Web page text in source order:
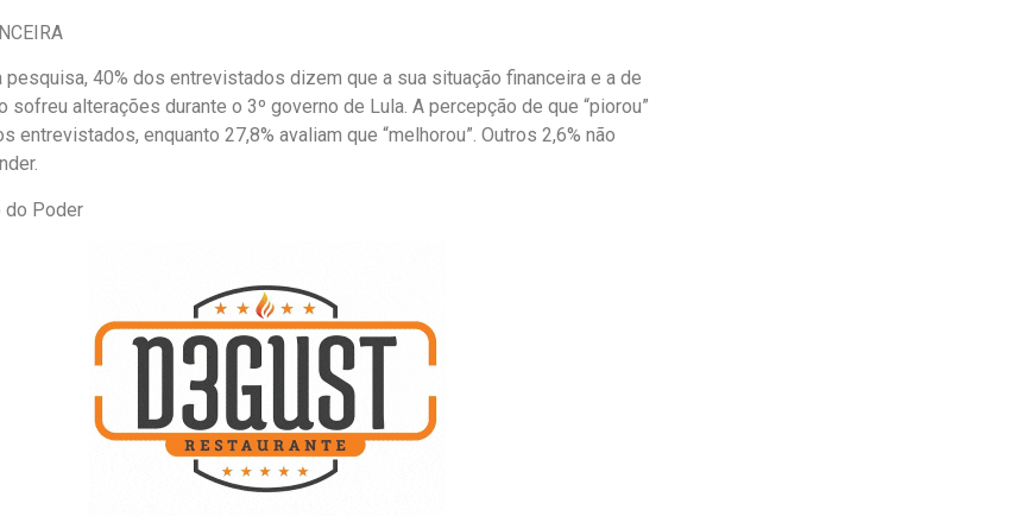
pesquisa, 40% dos entrevistados dizem que a sua situação financeira e a de
sofreu alterações durante o 3º governo de Lula. A percepção de que “piorou”
entrevistados, enquanto 27,8% avaliam que “melhorou”. Outros 2,6% não
do Poder